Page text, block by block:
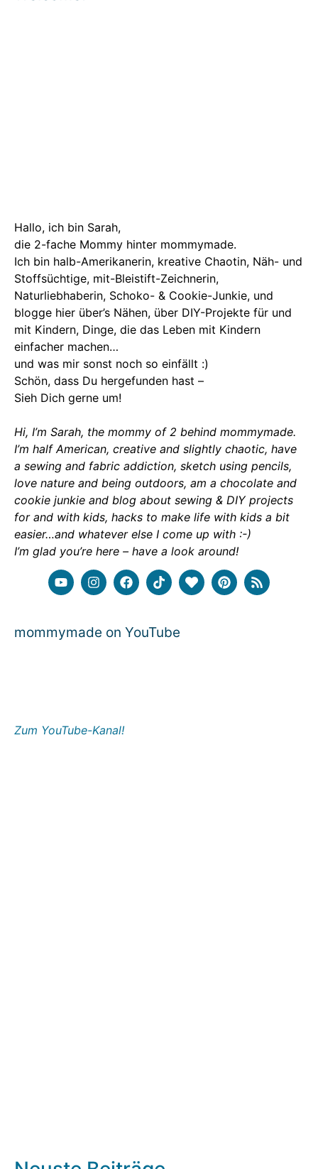
Hallo, ich bin Sarah,
die 2-fache Mommy hinter mommymade.
Ich bin halb-Amerikanerin, kreative Chaotin, Näh- und
Stoffsüchtige, mit-Bleistift-Zeichnerin,
Naturliebhaberin, Schoko- & Cookie-Junkie, und
blogge hier über’s Nähen, über DIY-Projekte für und
mit Kindern, Dinge, die das Leben mit Kindern
einfacher machen…
und was mir sonst noch so einfällt :)
Schön, dass Du hergefunden hast –
Sieh Dich gerne um!
Hi, I’m Sarah, the mommy of 2 behind mommymade.
I’m half American, creative and slightly chaotic, have
a sewing and fabric addiction, sketch using pencils,
love nature and being outdoors, am a chocolate and
cookie junkie and blog about sewing & DIY projects
for and with kids, hacks to make life with kids a bit
easier…and whatever else I come up with :-)
I’m glad you’re here – have a look around!
mommymade on YouTube
Zum YouTube-Kanal!